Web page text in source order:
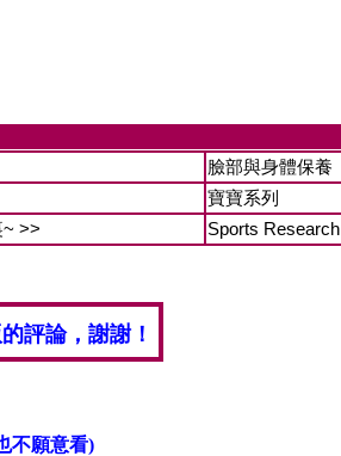
臉部與身體保養
寶寶系列
>>
Sports Research
評論，謝謝！
不願意看)